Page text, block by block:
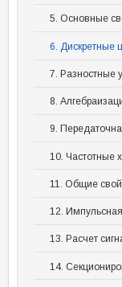
5. Основные
6. Дискретные
7. Разностные
8.
9.
10. Частотные
11. Общие
12. Импульсная
13. Расчет
14.